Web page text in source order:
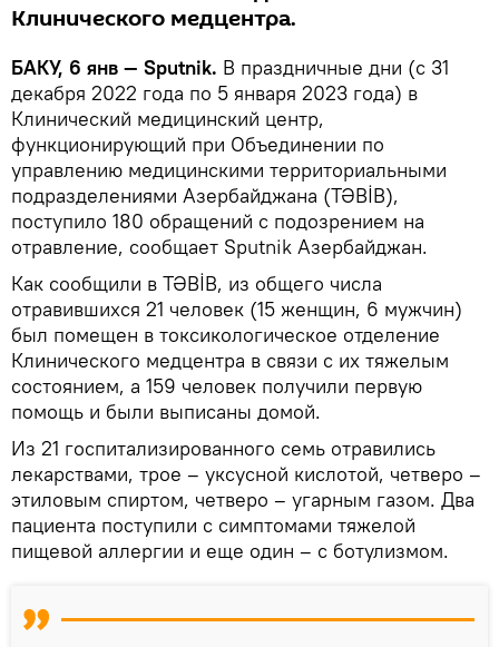
Клинического медцентра.
БАКУ, 6 янв — Sputnik. В праздничные дни (с 31
декабря 2022 года по 5 января 2023 года) в
Клинический медицинский центр,
функционирующий при Объединении по
управлению медицинскими территориальными
подразделениями Азербайджана (TƏBİB),
поступило 180 обращений с подозрением на
отравление, сообщает Sputnik Азербайджан.
Как сообщили в TƏBİB, из общего числа
отравившихся 21 человек (15 женщин, 6 мужчин)
был помещен в токсикологическое отделение
Клинического медцентра в связи с их тяжелым
состоянием, а 159 человек получили первую
помощь и были выписаны домой.
Из 21 госпитализированного семь отравились
лекарствами, трое – уксусной кислотой, четверо –
этиловым спиртом, четверо – угарным газом. Два
пациента поступили с симптомами тяжелой
пищевой аллергии и еще один – с ботулизмом.